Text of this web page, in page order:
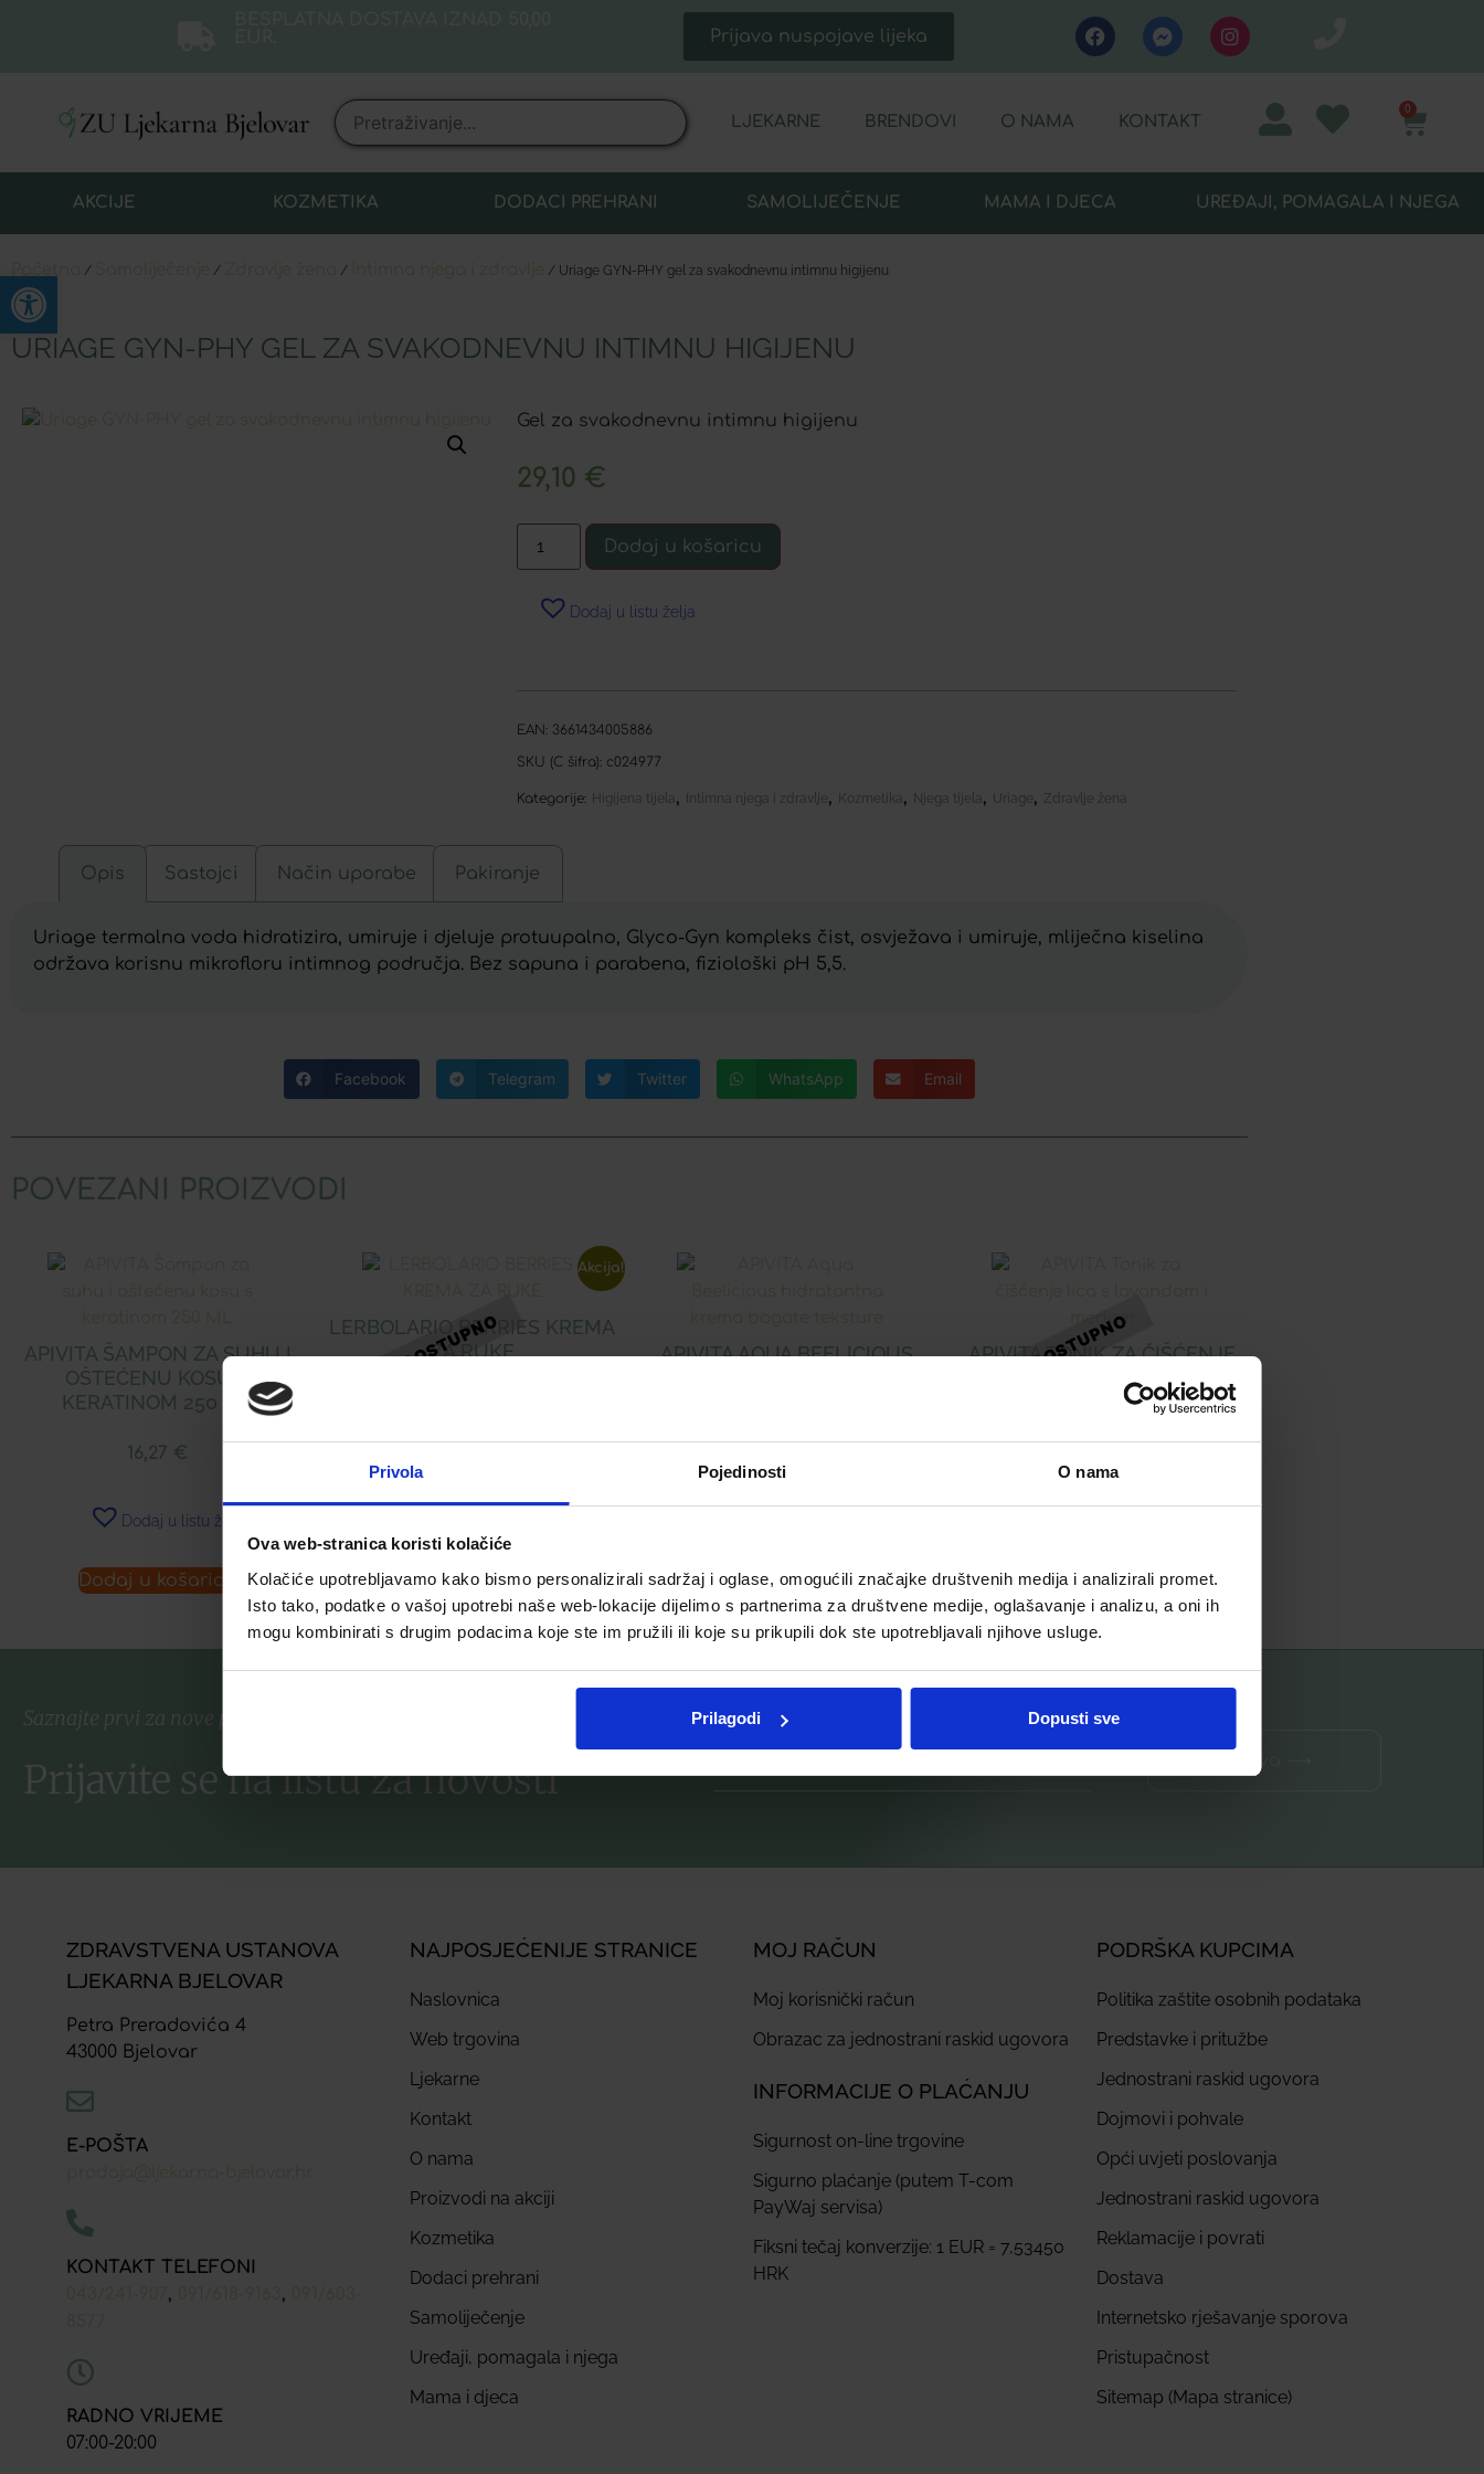
Open toolbar
Privola Pojedinosti O nama
Ova web-stranica koristi kolačiće
Kolačiće upotrebljavamo kako bismo personalizirali sadržaj i oglase, omogućili značajke društvenih medija i analizirali promet.
Isto tako, podatke o vašoj upotrebi naše web-lokacije dijelimo s partnerima za društvene medije, oglašavanje i analizu, a oni ih
mogu kombinirati s drugim podacima koje ste im pružili ili koje su prikupili dok ste upotrebljavali njihove usluge.
Prilagodi Dopusti sve
Prijava nuspojave lijeka
LJEKARNE BRENDOVI O NAMA KONTAKT
0
AKCIJE KOZMETIKA DODACI PREHRANI SAMOLIJEČENJE MAMA I DJECA UREĐAJI, POMAGALA I NJEGA
/ / / / Uriage GYN-PHY gel za svakodnevnu intimnu higijenu
URIAGE GYN-PHY GEL ZA SVAKODNEVNU INTIMNU HIGIJENU
Gel za svakodnevnu intimnu higijenu
29,10 €
Dodaj u košaricu
Dodaj u listu želja
EAN: 3661434005886
SKU (C šifra): c024977
Kategorije: Higijena tijela, Intimna njega i zdravlje, Kozmetika, Njega tijela, Uriage, Zdravlje žena
Opis Sastojci Način uporabe Pakiranje
Uriage termalna voda hidratizira, umiruje i djeluje protuupalno, Glyco-Gyn kompleks čist, osvježava i umiruje, mliječna kiselina
održava korisnu mikrofloru intimnog područja. Bez sapuna i parabena, fiziološki pH 5,5.
Facebook Telegram Twitter WhatsApp Email
POVEZANI PROIZVODI
APIVITA ŠAMPON ZA SUHU I
OŠTEĆENU KOSU S
KERATINOM 250 ML
16,27 €
Dodaj u listu želja
Dodaj u košaricu
Akcija!
LERBOLARIO BERRIES KREMA
ZA RUKE
Snižena cijena:10,31€
Pročitaj više
APIVITA AQUA BEELICIOUS
Dodaj u košaricu
APIVITA TONIK ZA ČIŠĆENJE
LICA S LAVANDOM I MEDOM
Dodaj u listu želja
Pročitaj više
Saznajte prvi za nove proizvode i ekskluzivne promocije
Prijavite se na listu za novosti
ZDRAVSTVENA USTANOVA
LJEKARNA BJELOVAR
Petra Preradovića 4
43000 Bjelovar
E-POŠTA
KONTAKT TELEFONI
, ,
RADNO VRIJEME
07:00-20:00
NAJPOSJEĆENIJE STRANICE
Naslovnica
Web trgovina
Ljekarne
Kontakt
O nama
Proizvodi na akciji
Kozmetika
Dodaci prehrani
Samoliječenje
Uređaji, pomagala i njega
Mama i djeca
MOJ RAČUN
Moj korisnički račun
Obrazac za jednostrani raskid ugovora
INFORMACIJE O PLAĆANJU
Sigurnost on-line trgovine
Sigurno plaćanje (putem T-com
PayWaj servisa)
Fiksni tečaj konverzije: 1 EUR = 7,53450
HRK
PODRŠKA KUPCIMA
Politika zaštite osobnih podataka
Predstavke i pritužbe
Jednostrani raskid ugovora
Dojmovi i pohvale
Opći uvjeti poslovanja
Jednostrani raskid ugovora
Reklamacije i povrati
Dostava
Internetsko rješavanje sporova
Pristupačnost
Sitemap (Mapa stranice)